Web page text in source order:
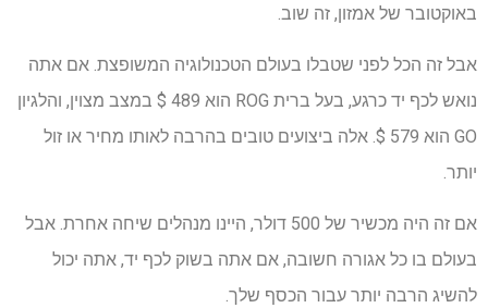
באוקטובר של אמזון, זה שוב.
אבל זה הכל לפני שטבלו בעולם הטכנולוגיה המשופצת. אם אתה
נואש לכף יד כרגע, בעל ברית ROG הוא 489 $ במצב מצוין, והלגיון
GO הוא 579 $. אלה ביצועים טובים בהרבה לאותו מחיר או זול
יותר.
אם זה היה מכשיר של 500 דולר, היינו מנהלים שיחה אחרת. אבל
בעולם בו כל אגורה חשובה, אם אתה בשוק לכף יד, אתה יכול
להשיג הרבה יותר עבור הכסף שלך.